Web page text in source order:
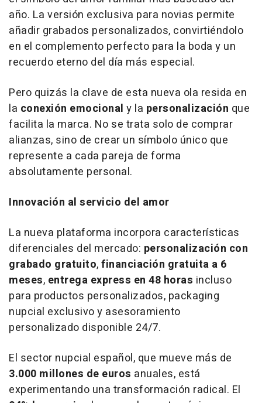
año. La versión exclusiva para novias permite
añadir grabados personalizados, convirtiéndolo
en el complemento perfecto para la boda y un
recuerdo eterno del día más especial.
Pero quizás la clave de esta nueva ola resida en
la conexión emocional y la personalización que
facilita la marca. No se trata solo de comprar
alianzas, sino de crear un símbolo único que
represente a cada pareja de forma
absolutamente personal.
Innovación al servicio del amor
La nueva plataforma incorpora características
diferenciales del mercado: personalización con
grabado gratuito,financiación gratuita a 6
meses, entrega express en 48 horas incluso
para productos personalizados, packaging
nupcial exclusivo y asesoramiento
personalizado disponible 24/7.
El sector nupcial español, que mueve más de
3.000 millones de euros anuales, está
experimentando una transformación radical. El